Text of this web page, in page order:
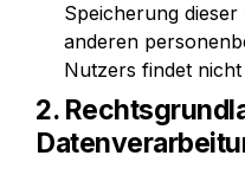
Speicherung
anderen
Nutzers findet nicht
2.